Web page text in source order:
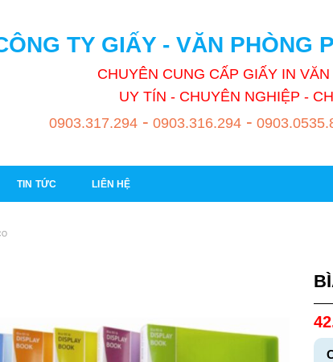
TY GIẤY - VĂN PHÒNG
CHUYÊN CUNG CẤP GIẤY IN
UY TÍN - CHUYÊN NGHIỆP -
0903.317.294 - 0903.316.294 -
TIN TỨC LIÊN HỆ